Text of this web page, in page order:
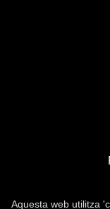
Aquesta web utilitza